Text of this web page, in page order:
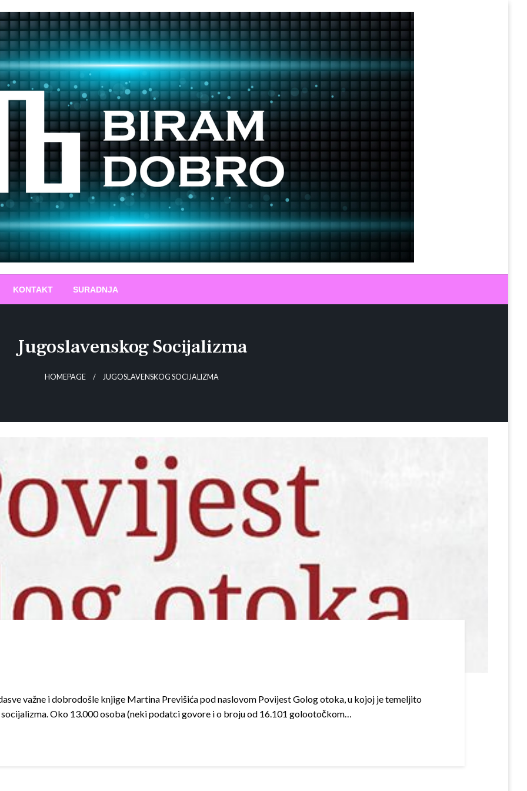
KONTAKT SURADNJA
Jugoslavenskog Socijalizma
HOMEPAGE JUGOSLAVENSKOG SOCIJALIZMA
važne i dobrodošle knjige Martina Previšića pod naslovom Povijest Golog otoka, u kojoj je temeljito
Oko 13.000 osoba (neki podatci govore i o broju od 16.101 golootočkom…